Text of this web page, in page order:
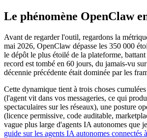
Le phénomène OpenClaw
Avant de regarder l'outil, regardons la
mai 2026, OpenClaw dépasse les 350 000
le dépôt le plus étoilé de la plateforme, battant
record est tombé en 60 jours, du jamais-vu sur
décennie précédente était dominée par les
Cette dynamique tient à trois choses
(l'agent vit dans vos messageries, ce qui
spectaculaires sur les réseaux), une posture
(licence permissive, code auditable,
vague plus large d'agents IA autonomes que
guide sur les agents IA autonomes connectés à